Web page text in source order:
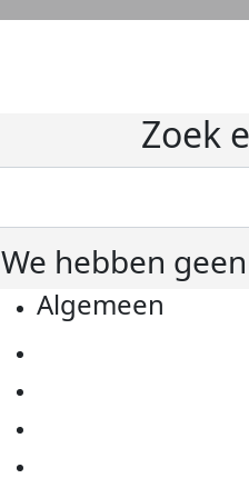
Zoek
We hebben
Algemeen